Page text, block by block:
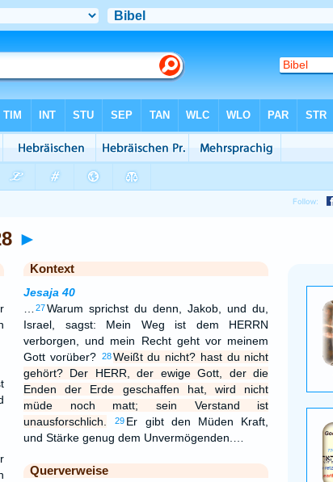
►
Kontext
Jesaja 40
27Warum sprichst du denn, Jakob, und du,
Israel, sagst: Mein Weg ist dem HERRN
verborgen, und mein Recht geht vor meinem
Gott vorüber? 28 Weißt du nicht? hast du nicht
gehört? Der HERR, der ewige Gott, der die
Enden der Erde geschaffen hat, wird nicht
müde noch matt; sein Verstand ist
unausforschlich.
29 Er gibt den Müden Kraft,
und Stärke genug dem Unvermögenden.…
Querverweise